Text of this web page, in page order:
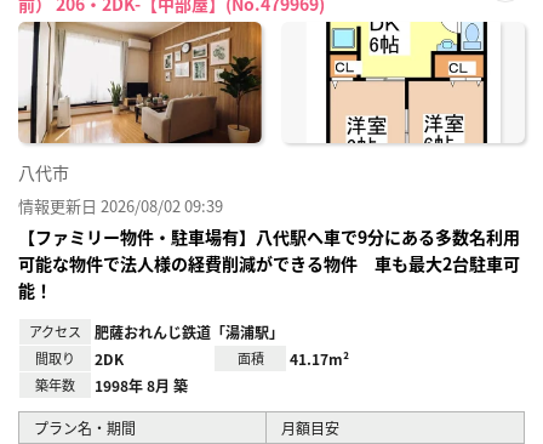
に入
八代市
情報更新日 2026/08/02 09:39
【ファミリー物件・駐車場有】八代駅へ車で9分にある多数名利用
可能な物件で法人様の経費削減ができる物件 車も最大2台駐車可
能！
アクセス 肥薩おれんじ鉄道「湯浦駅」
間取り 2DK 面積 41.17m²
築年数 1998年 8月 築
プラン名・期間
月額目安